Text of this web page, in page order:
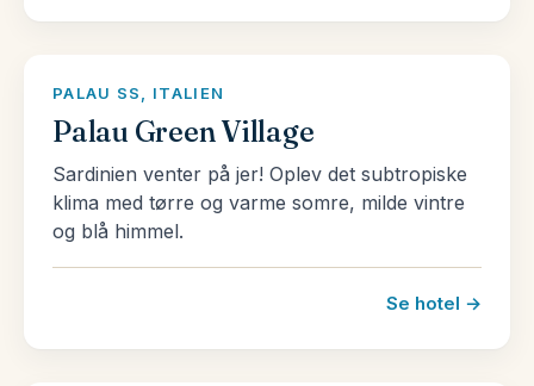
PALAU SS, ITALIEN
Palau Green Village
Sardinien venter på jer! Oplev det subtropiske
klima med tørre og varme somre, milde vintre
og blå himmel.
Se hotel →